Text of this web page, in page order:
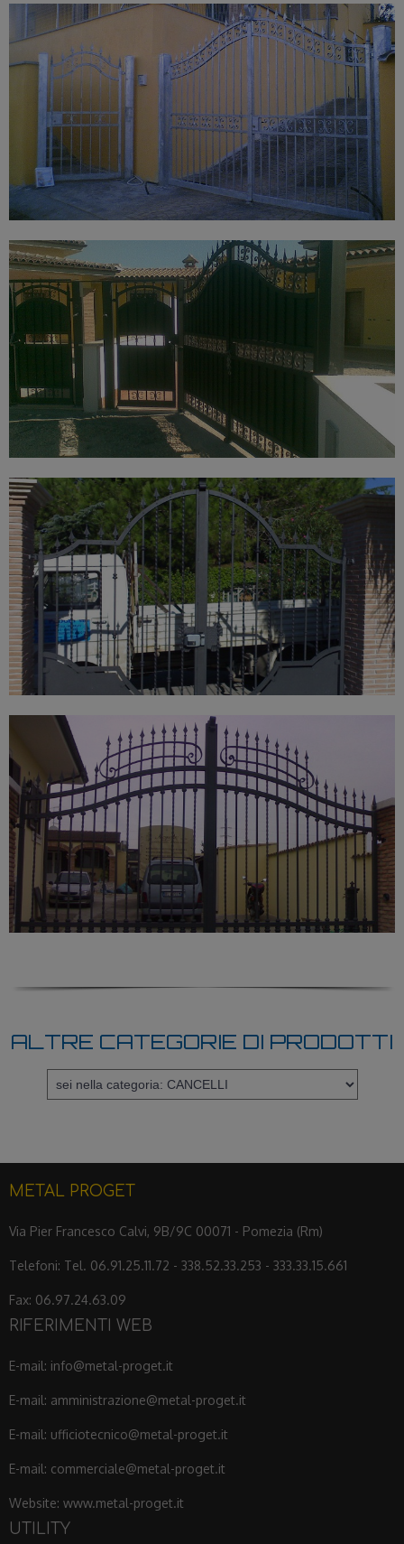
ALTRE CATEGORIE DI PRODOTTI
METAL PROGET
Via Pier Francesco Calvi, 9B/9C 00071 - Pomezia (Rm)
Telefoni: Tel. 06.91.25.11.72 - 338.52.33.253 - 333.33.15.661
Fax: 06.97.24.63.09
RIFERIMENTI WEB
E-mail: info@metal-proget.it
E-mail: amministrazione@metal-proget.it
E-mail: ufficiotecnico@metal-proget.it
E-mail: commerciale@metal-proget.it
Website: www.metal-proget.it
UTILITY